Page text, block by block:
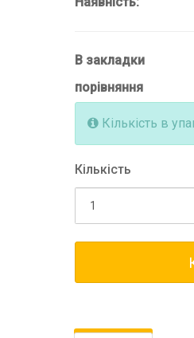
В закладки
порівняння
Кількість в
Кількість